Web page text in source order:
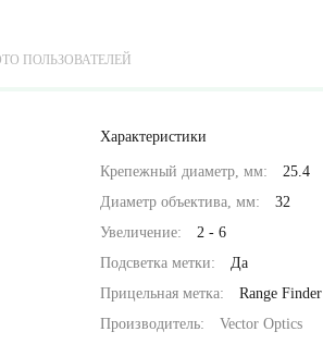
ПОЛЬЗОВАТЕЛЕЙ
Характеристики
Крепежный диаметр, мм:
25.4
Диаметр объектива, мм:
32
Увеличение:
2 - 6
Подсветка метки:
Да
Прицельная метка:
Range Finder
Производитель:
Vector Optics